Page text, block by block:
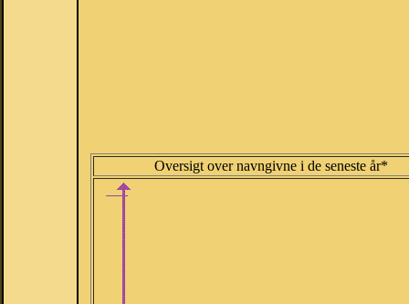
Oversigt over navngivne i de seneste år*